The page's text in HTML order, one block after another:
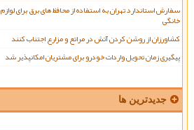
سفارش استاندارد تهران به استفاده از محافظ های برق برای لوازم
خانگی
کشاورزان از روشن کردن آتش در مراتع و مزارع اجتناب کنند
پیگیری زمان تحویل واردات خودرو برای مشتریان امکانپذیر شد
جدیدترین ها